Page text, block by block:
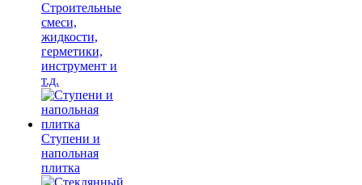
Строительные
смеси,
жидкости,
герметики,
инструмент и
т.д.
Ступени и
напольная
плитка